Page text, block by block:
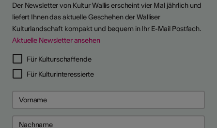
Der Newsletter von Kultur Wallis erscheint vier Mal jährlich und
liefert Ihnen das aktuelle Geschehen der Walliser
Kulturlandschaft kompakt und bequem in Ihr E-Mail Postfach.
Aktuelle Newsletter ansehen
Für Kulturschaffende
Für Kulturinteressierte